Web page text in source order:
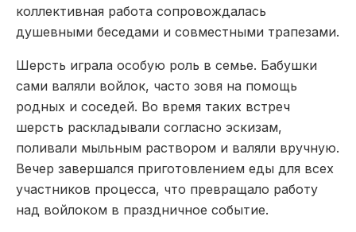
коллективная работа сопровождалась
душевными беседами и совместными трапезами.
Шерсть играла особую роль в семье. Бабушки
сами валяли войлок, часто зовя на помощь
родных и соседей. Во время таких встреч
шерсть раскладывали согласно эскизам,
поливали мыльным раствором и валяли вручную.
Вечер завершался приготовлением еды для всех
участников процесса, что превращало работу
над войлоком в праздничное событие.